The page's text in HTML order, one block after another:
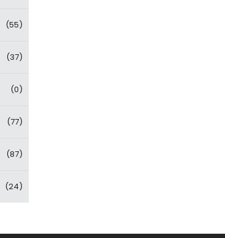
(55)
(37)
(0)
(77)
(87)
(24)